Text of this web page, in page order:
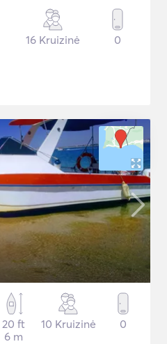
16 Kruizinė 0
20 ft
6 m
10 Kruizinė 0